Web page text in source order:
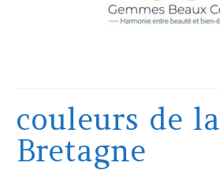
couleurs de la
Bretagne